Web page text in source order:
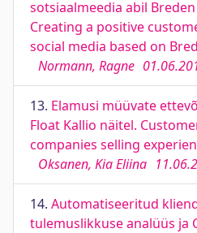
sotsiaalmeedia abil
Creating a positive
social media based on
Normann, Ragne
13. Elamusi müüvate
Float Kallio näitel.
companies selling
Oksanen, Kia Eliina
14. Automatiseeritud
tulemuslikkuse analüüs ja